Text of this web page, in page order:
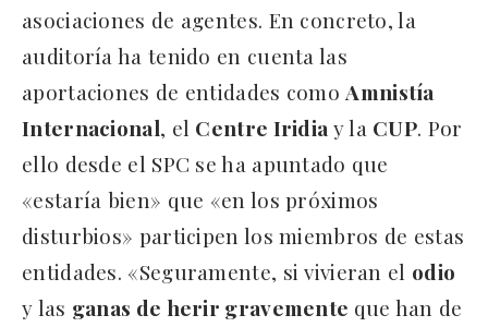
asociaciones de agentes. En concreto, la
auditoría ha tenido en cuenta las
aportaciones de entidades como Amnistía
Internacional, el Centre Iridia y la CUP. Por
ello desde el SPC se ha apuntado que
«estaría bien» que «en los próximos
disturbios» participen los miembros de estas
entidades. «Seguramente, si vivieran el odio
y las ganas de herir gravemente que han de